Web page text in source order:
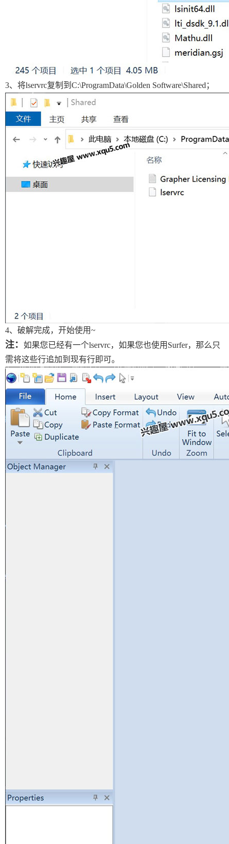
3、将lservrc复制到C:\ProgramData\Golden Software\Shared；
4、破解完成，开始使用~
注： 如果您已经有一个lservrc，如果您也使用Surfer，那么只
需将这些行追加到现有行即可。